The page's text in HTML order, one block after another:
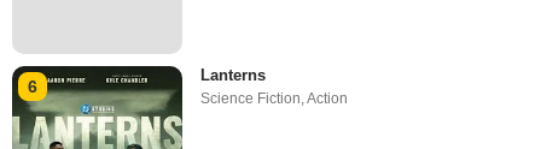
6
Lanterns
Science Fiction,Action